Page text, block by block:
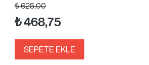
₺625,00
₺468,75
SEPETE EKLE